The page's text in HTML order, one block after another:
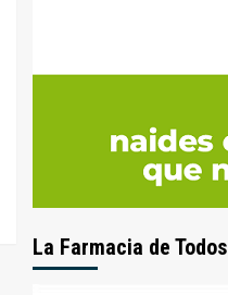
La Farmacia de Todos